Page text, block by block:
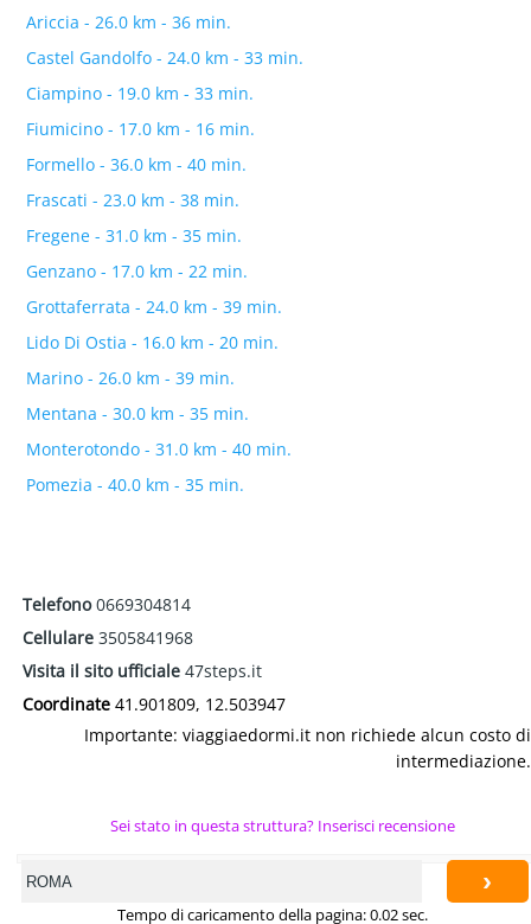
Ariccia - 26.0 km - 36 min.
Castel Gandolfo - 24.0 km - 33 min.
Ciampino - 19.0 km - 33 min.
Fiumicino - 17.0 km - 16 min.
Formello - 36.0 km - 40 min.
Frascati - 23.0 km - 38 min.
Fregene - 31.0 km - 35 min.
Genzano - 17.0 km - 22 min.
Grottaferrata - 24.0 km - 39 min.
Lido Di Ostia - 16.0 km - 20 min.
Marino - 26.0 km - 39 min.
Mentana - 30.0 km - 35 min.
Monterotondo - 31.0 km - 40 min.
Pomezia - 40.0 km - 35 min.
Telefono0669304814
Cellulare 3505841968
Visita il sito ufficiale 47steps.it
Coordinate 41.901809, 12.503947
Importante: viaggiaedormi.it non richiede alcun costo di
intermediazione.
Sei stato in questa struttura? Inserisci recensione
›
Tempo di caricamento della pagina: 0.02 sec.